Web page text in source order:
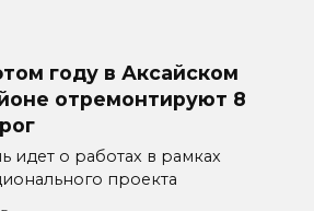
году в Аксайском
отремонтируют 8
идет о работах в рамках
проекта